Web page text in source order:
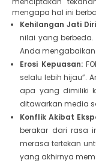
mengapa hal ini
Kehilangan Jati
nilai yang
Anda mengabaikan
Erosi Kepuasan:
selalu lebih hijau”.
apa yang dimiliki
ditawarkan media
Konflik Akibat
berakar dari rasa
merasa tertekan
yang akhirnya